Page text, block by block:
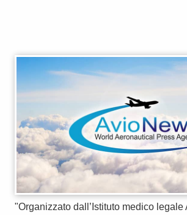
"Organizzato dall’Istituto medico legale